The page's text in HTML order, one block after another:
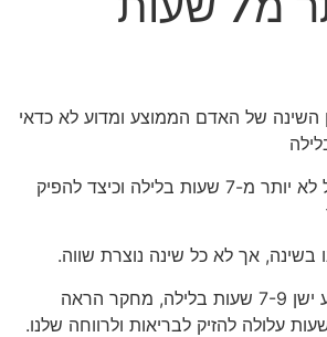
השינה של האדם הממוצע ומדוע לא כדאי
היתרונות של שינה של לא יותר מ-7 שעות בלילה וכיצד להפיק
בשינה, אך לא כל שינה נוצרת שווה.
בעוד שהאדם הממוצע ישן 7-9 שעות בלילה, מחקר הראה